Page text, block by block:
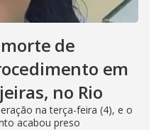
de
em
no Rio
na terça-feira (4), e o
acabou preso